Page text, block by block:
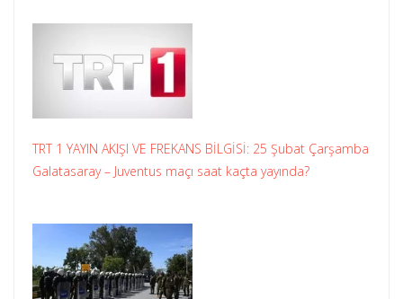
TRT 1 YAYIN AKIŞI VE FREKANS BİLGİSİ: 25 Şubat Çarşamba
Galatasaray – Juventus maçı saat kaçta yayında?